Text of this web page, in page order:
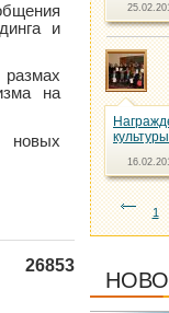
и
на
новых
26853
1